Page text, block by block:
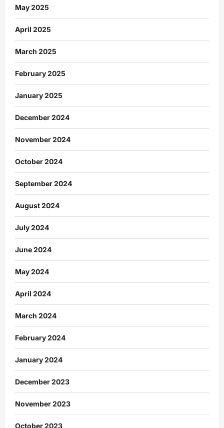
May 2025
April 2025
March 2025
February 2025
January 2025
December 2024
November 2024
October 2024
September 2024
August 2024
July 2024
June 2024
May 2024
April 2024
March 2024
February 2024
January 2024
December 2023
November 2023
October 2023